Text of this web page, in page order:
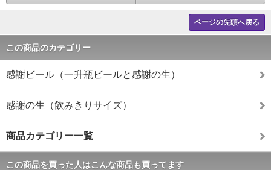
ページの先頭へ戻る
この商品のカテゴリー
感謝ビール（一升瓶ビールと感謝の生）
感謝の生（飲みきりサイズ）
商品カテゴリー一覧
この商品を買った人はこんな商品も買ってます